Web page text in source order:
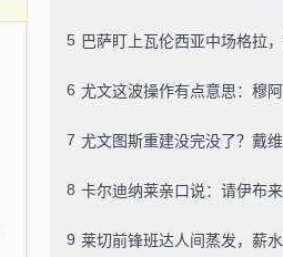
5
6
7
8
9